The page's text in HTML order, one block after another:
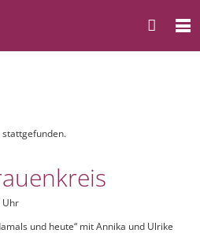
Uhr
und heute“ mit Annika und Ulrike